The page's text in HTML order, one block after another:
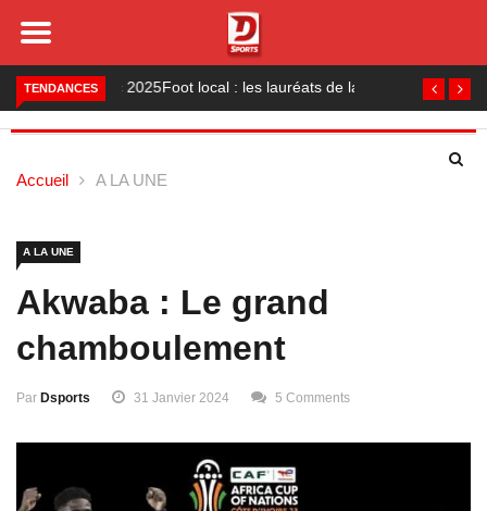
TENDANCES Foot local : les lauréats de la saison 2024-2025
Accueil A LA UNE
A LA UNE
Akwaba : Le grand
chamboulement
Par Dsports 31 Janvier 2024 5 Comments